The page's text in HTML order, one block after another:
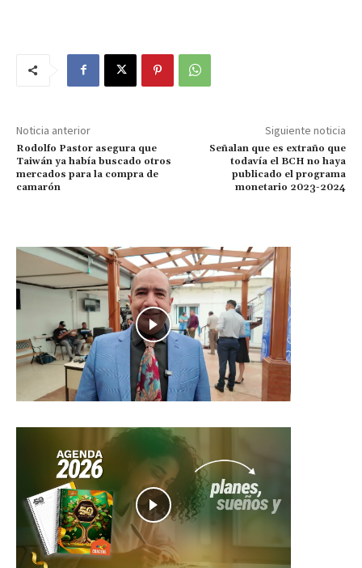
Noticia anterior
Rodolfo Pastor asegura que
Taiwán ya había buscado otros
mercados para la compra de
camarón
Siguiente noticia
Señalan que es extraño que
todavía el BCH no haya
publicado el programa
monetario 2023-2024